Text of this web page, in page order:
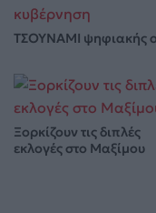
ΤΣΟΥΝΑΜΙ ψηφιακής
Ξορκίζουν τις διπλές
εκλογές στο Μαξίμου